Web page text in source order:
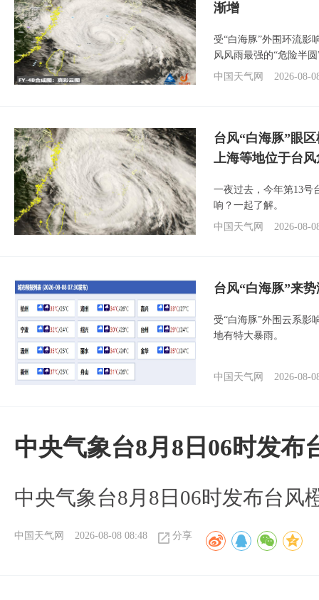
渐增
受“白海豚”外围环流影
风风雨最强的“危险半
中国天气网
2026-08-
台风“白海豚”眼
上海等地位于台
一夜过去，今年第13号
响？一起了解。
中国天气网
2026-08-
台风“白海豚”来
受“白海豚”外围云系影
地有特大暴雨。
中国天气网 2026-08-
中央气象台8月8日06时发布
中央气象台8月8日06时发布台风
中国天气网 2026-08-08 08:48 分享